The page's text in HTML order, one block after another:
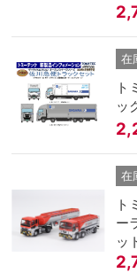
在
ト
ッ
在
ト
ー
ッ